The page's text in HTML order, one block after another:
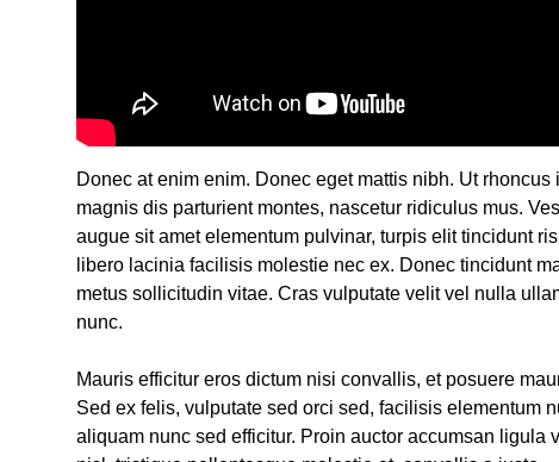
Donec at enim enim. Donec eget mattis nibh. Ut
magnis dis parturient montes, nascetur ridiculus mus.
augue sit amet elementum pulvinar, turpis elit tincidunt
libero lacinia facilisis molestie nec ex. Donec tincidunt
metus sollicitudin vitae. Cras vulputate velit vel nulla
nunc.
Mauris efficitur eros dictum nisi convallis, et posuere
Sed ex felis, vulputate sed orci sed, facilisis elementum
aliquam nunc sed efficitur. Proin auctor accumsan ligula